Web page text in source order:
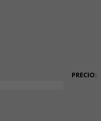
PRECIO: